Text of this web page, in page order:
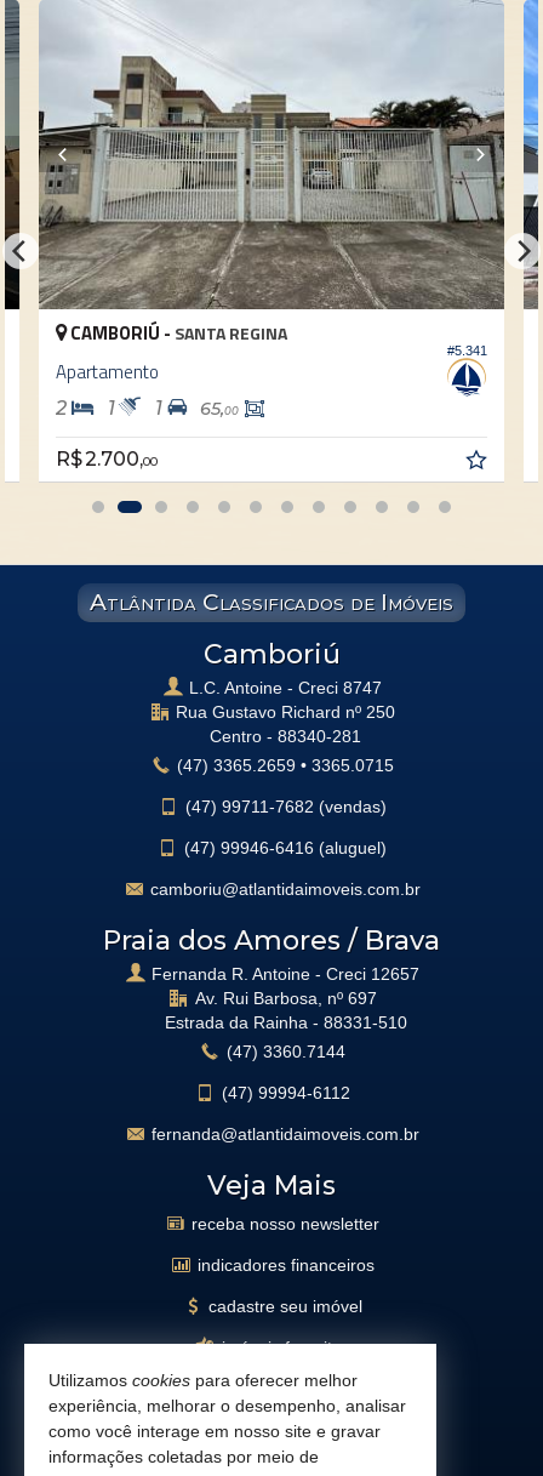
#5.341
CAMBORIÚ - SANTA REGINA
Apartamento
2 1 1 65,00
R$ 2.700,00
Atlântida Classificados de Imóveis
Camboriú
L.C. Antoine - Creci 8747
Rua Gustavo Richard nº 250
Centro - 88340-281
(47) 3365.2659 • 3365.0715
(47) 99711-7682 (vendas)
(47) 99946-6416 (aluguel)
camboriu@atlantidaimoveis.com.br
Praia dos Amores / Brava
Fernanda R. Antoine - Creci 12657
Av. Rui Barbosa, nº 697
Estrada da Rainha - 88331-510
(47) 3360.7144
(47) 99994-6112
fernanda@atlantidaimoveis.com.br
Veja Mais
receba nosso newsletter
indicadores financeiros
cadastre seu imóvel
imóveis favoritos
mapa de imóveis
busca imóveis
Utilizamos cookies para oferecer melhor
experiência, melhorar o desempenho, analisar
como você interage em nosso site e gravar
informações coletadas por meio de